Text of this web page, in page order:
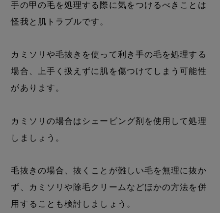
手の甲の毛を処理する際に気をつけるべきことは
怪我と肌トラブルです。
カミソリや毛抜きを使って利き手の毛を処理する
場合、上手く扱えずに肌を傷つけてしまう可能性
があります。
カミソリの場合はシェービング剤を使用して処理
しましょう。
毛抜きの場合、抜くことが難しい毛を無理に抜か
ず、カミソリや除毛クリームなどほかの方法を併
用することも検討しましょう。